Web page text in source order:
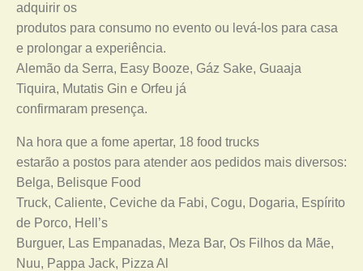
adquirir os
produtos para consumo no evento ou levá-los para casa
e prolongar a experiência.
Alemão da Serra, Easy Booze, Gáz Sake, Guaaja
Tiquira, Mutatis Gin e Orfeu já
confirmaram presença.
Na hora que a fome apertar, 18 food trucks
estarão a postos para atender aos pedidos mais diversos:
Belga, Belisque Food
Truck, Caliente, Ceviche da Fabi, Cogu, Dogaria, Espírito
de Porco, Hell’s
Burguer, Las Empanadas, Meza Bar, Os Filhos da Mãe,
Nuu, Pappa Jack, Pizza Al